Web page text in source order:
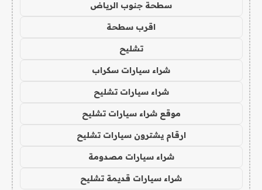
سطحة جنوب الرياض
اقرب سطحة
تشليح
شراء سيارات سكراب
شراء سيارات تشليح
موقع شراء سيارات تشليح
ارقام يشترون سيارات تشليح
شراء سيارات مصدومة
شراء سيارات قديمة تشليح